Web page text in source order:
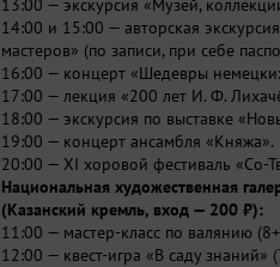
13:00 — экскурсия «Музей,
14:00 и 15:00 — авторская
мастеров» (по записи, при себе
16:00 — концерт «Шедевры
17:00 — лекция «200 лет И. Ф.
18:00 — экскурсия по выставке
19:00 — концерт ансамбля «Княжа».
20:00 — XI хоровой фестиваль
Национальная художественная
(Казанский кремль, вход — 200 ₽):
11:00 — мастер‑класс по валянию
12:00 — квест‑игра «В саду знаний»